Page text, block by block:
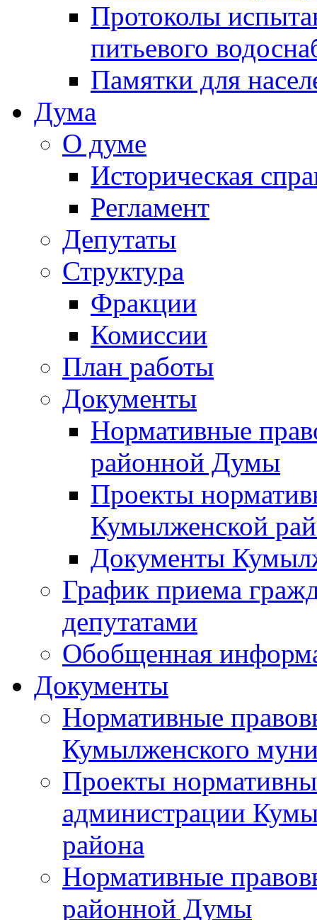
Протоколы
питьевого
Памятки для
Дума
О думе
Историческая
Регламент
Депутаты
Структура
Фракции
Комиссии
План работы
Документы
Нормативные
районной Думы
Проекты
Кумылженской
Документы
График приема
депутатами
Обобщенная
Документы
Нормативные
Кумылженского
Проекты
администрации
района
Нормативные
районной Думы